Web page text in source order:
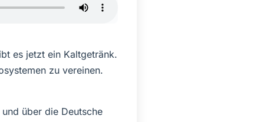
es jetzt ein Kaltgetränk.
zu vereinen.
über die Deutsche